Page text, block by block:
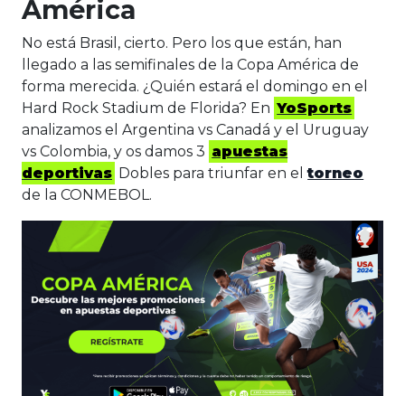
América
No está Brasil, cierto. Pero los que están, han
llegado a las semifinales de la Copa América de
forma merecida. ¿Quién estará el domingo en el
Hard Rock Stadium de Florida? En YoSports
analizamos el Argentina vs Canadá y el Uruguay
vs Colombia, y os damos 3 apuestas
deportivas Dobles para triunfar en eltorneo
de la CONMEBOL.